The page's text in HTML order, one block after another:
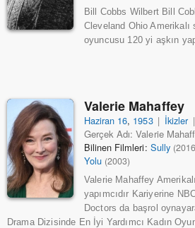
Bill Cobbs Wilbert Bill
Cleveland Ohio
oyuncusu 120 yi aşkın
Valerie Mahaffey
Haziran 16, 1953 | İkizler |
Gerçek Adı: Valerie
Bilinen Filmleri: Sully
Yolu (2003)
Valerie Mahaffey
yapımcıdır Kariyerine
Doctors da başrol
Drama Dizisinde En İyi Yardımcı Kadın